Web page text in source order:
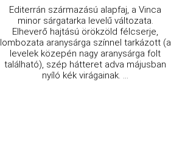
Editerrán származású alapfaj, a Vinca
minor sárgatarka levelű változata.
Elheverő hajtású örökzöld félcserje,
lombozata aranysárga színnel tarkázott (a
levelek közepén nagy aranysárga folt
található), szép hátteret adva májusban
nyíló kék virágainak. ...